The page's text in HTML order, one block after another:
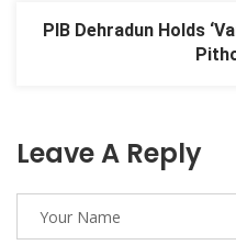
PIB Dehradun Holds
Leave A Reply